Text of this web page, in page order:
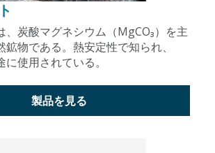
、炭酸マグネシウム（MgCO₃）を主
鉱物である。熱安定性で知られ、
使用されている。
製品を見る